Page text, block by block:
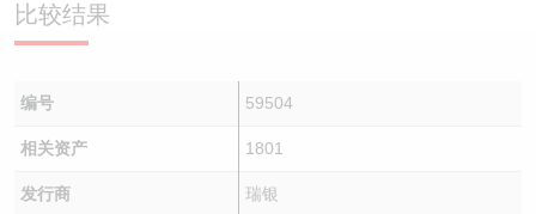
比较结果
编号 59504
相关资产 1801
发行商 瑞银
认股证文件及公告
认股证文件及公告 (瑞信)
牛熊证分析仪
牛熊证速算机
AH 股价对照
即市板块表现